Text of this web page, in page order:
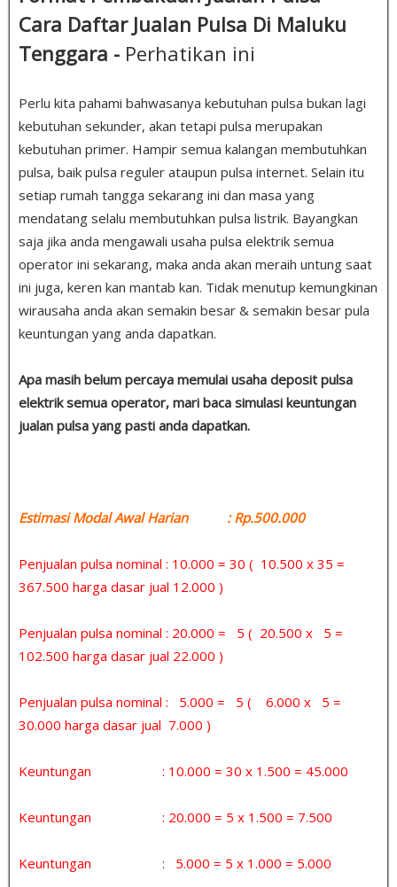
Cara Daftar Jualan Pulsa Di Maluku
Tenggara - Perhatikan ini
Perlu kita pahami bahwasanya kebutuhan pulsa bukan lagi
kebutuhan sekunder, akan tetapi pulsa merupakan
kebutuhan primer. Hampir semua kalangan membutuhkan
pulsa, baik pulsa reguler ataupun pulsa internet. Selain itu
setiap rumah tangga sekarang ini dan masa yang
mendatang selalu membutuhkan pulsa listrik. Bayangkan
saja jika anda mengawali usaha pulsa elektrik semua
operator ini sekarang, maka anda akan meraih untung saat
ini juga, keren kan mantab kan. Tidak menutup kemungkinan
wirausaha anda akan semakin besar & semakin besar pula
keuntungan yang anda dapatkan.
Apa masih belum percaya memulai usaha deposit pulsa
elektrik semua operator, mari baca simulasi keuntungan
jualan pulsa yang pasti anda dapatkan.
Estimasi Modal Awal Harian : Rp.500.000
Penjualan pulsa nominal : 10.000 = 30 ( 10.500 x 35 =
367.500 harga dasar jual 12.000 )
Penjualan pulsa nominal : 20.000 = 5 ( 20.500 x 5 =
102.500 harga dasar jual 22.000 )
Penjualan pulsa nominal : 5.000 = 5 ( 6.000 x 5 =
30.000 harga dasar jual 7.000 )
Keuntungan : 10.000 = 30 x 1.500 = 45.000
Keuntungan : 20.000 = 5 x 1.500 = 7.500
Keuntungan : 5.000 = 5 x 1.000 = 5.000